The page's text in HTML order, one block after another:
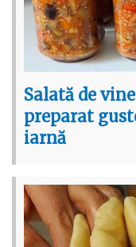
Salată de
preparat
iarnă